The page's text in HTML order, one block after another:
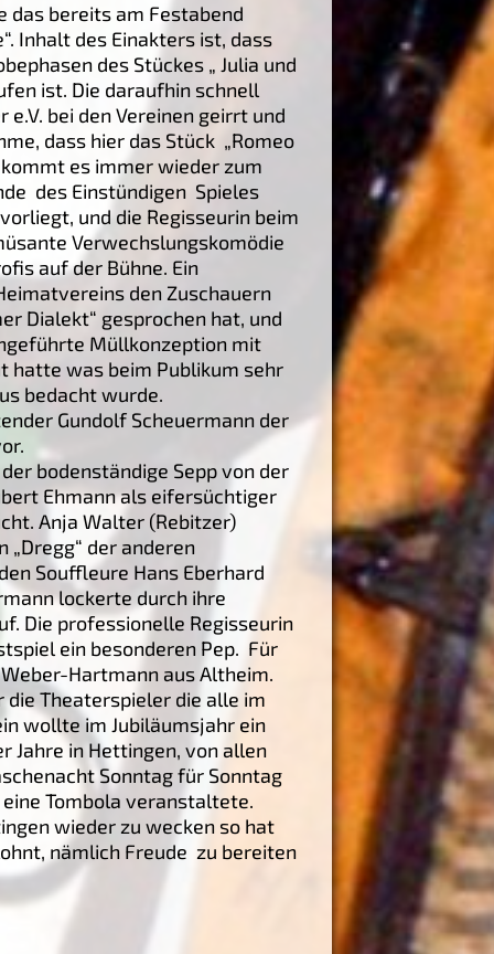
das bereits am Festabend
Inhalt des Einakters ist, dass
des Stückes „ Julia und
ist. Die daraufhin schnell
bei den Vereinen geirrt und
dass hier das Stück „Romeo
es immer wieder zum
des Einstündigen Spieles
und die Regisseurin beim
Verwechslungskomödie
auf der Bühne. Ein
den Zuschauern
Dialekt“ gesprochen hat, und
Müllkonzeption mit
hatte was beim Publikum sehr
bedacht wurde.
Gundolf Scheuermann der
bodenständige Sepp von der
Ehmann als eifersüchtiger
Anja Walter (Rebitzer)
der anderen
Souffleure Hans Eberhard
lockerte durch ihre
Die professionelle Regisseurin
ein besonderen Pep. Für
Hartmann aus Altheim.
Theaterspieler die alle im
wollte im Jubiläumsjahr ein
Jahre in Hettingen, von allen
Sonntag für Sonntag
Tombola veranstaltete.
wieder zu wecken so hat
nämlich Freude zu bereiten